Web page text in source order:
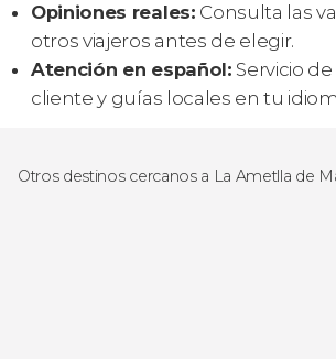
Opiniones reales: Consulta las
otros viajeros antes de elegir.
Atención en español: Servicio
cliente y guías locales en tu
Otros destinos cercanos a La Ametlla de